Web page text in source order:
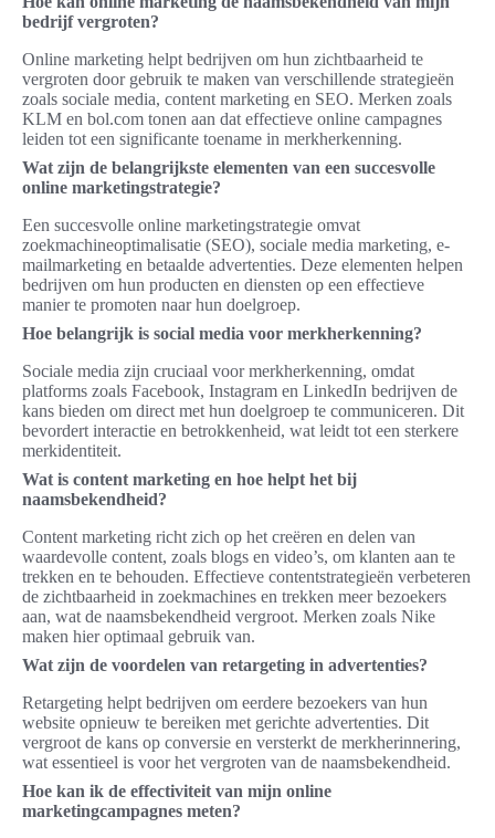
bedrijf vergroten?
Online marketing helpt bedrijven om hun zichtbaarheid te
vergroten door gebruik te maken van verschillende strategieën
zoals sociale media, content marketing en SEO. Merken zoals
KLM en bol.com tonen aan dat effectieve online campagnes
leiden tot een significante toename in merkherkenning.
Wat zijn de belangrijkste elementen van een succesvolle
online marketingstrategie?
Een succesvolle online marketingstrategie omvat
zoekmachineoptimalisatie (SEO), sociale media marketing, e-
mailmarketing en betaalde advertenties. Deze elementen helpen
bedrijven om hun producten en diensten op een effectieve
manier te promoten naar hun doelgroep.
Hoe belangrijk is social media voor merkherkenning?
Sociale media zijn cruciaal voor merkherkenning, omdat
platforms zoals Facebook, Instagram en LinkedIn bedrijven de
kans bieden om direct met hun doelgroep te communiceren. Dit
bevordert interactie en betrokkenheid, wat leidt tot een sterkere
merkidentiteit.
Wat is content marketing en hoe helpt het bij
naamsbekendheid?
Content marketing richt zich op het creëren en delen van
waardevolle content, zoals blogs en video’s, om klanten aan te
trekken en te behouden. Effectieve contentstrategieën verbeteren
de zichtbaarheid in zoekmachines en trekken meer bezoekers
aan, wat de naamsbekendheid vergroot. Merken zoals Nike
maken hier optimaal gebruik van.
Wat zijn de voordelen van retargeting in advertenties?
Retargeting helpt bedrijven om eerdere bezoekers van hun
website opnieuw te bereiken met gerichte advertenties. Dit
vergroot de kans op conversie en versterkt de merkherinnering,
wat essentieel is voor het vergroten van de naamsbekendheid.
Hoe kan ik de effectiviteit van mijn online
marketingcampagnes meten?